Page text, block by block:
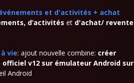
et d'activités + achat
d’activités et d'achat/ revente
vie: ajout nouvelle combine: créer
v12 sur émulateur Android sur
Android